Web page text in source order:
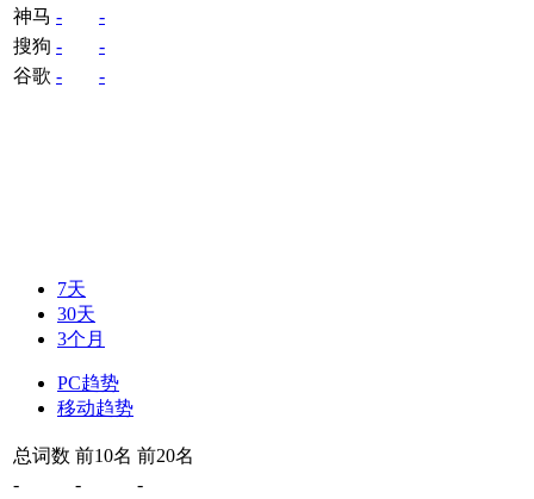
神马 -
-
搜狗 -
-
谷歌 - -
7天
30天
3个月
PC趋势
移动趋势
总词数 前10名 前20名
-
- -